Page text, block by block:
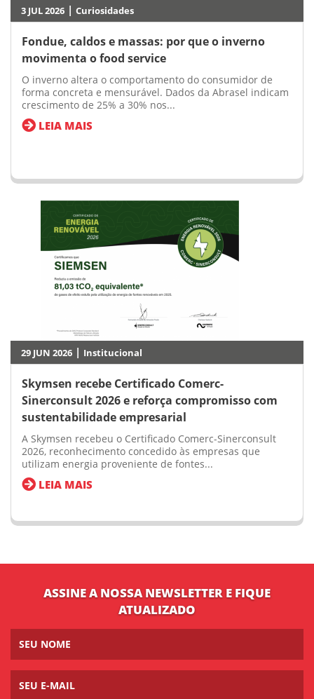
3 JUL 2026 | Curiosidades
Fondue, caldos e massas: por que o inverno
movimenta o food service
O inverno altera o comportamento do consumidor de
forma concreta e mensurável. Dados da Abrasel indicam
crescimento de 25% a 30% nos...
LEIA MAIS
29 JUN 2026 | Institucional
Skymsen recebe Certificado Comerc-
Sinerconsult 2026 e reforça compromisso com
sustentabilidade empresarial
A Skymsen recebeu o Certificado Comerc-Sinerconsult
2026, reconhecimento concedido às empresas que
utilizam energia proveniente de fontes...
LEIA MAIS
ASSINE A NOSSA NEWSLETTER E FIQUE
ATUALIZADO